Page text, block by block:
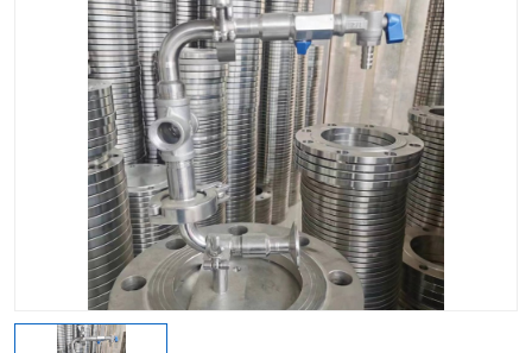
不锈钢阀门 不锈钢槽钢
不锈钢扁钢